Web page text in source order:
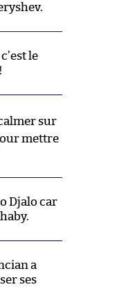
le
sur
mettre
Djalo car
a
ses